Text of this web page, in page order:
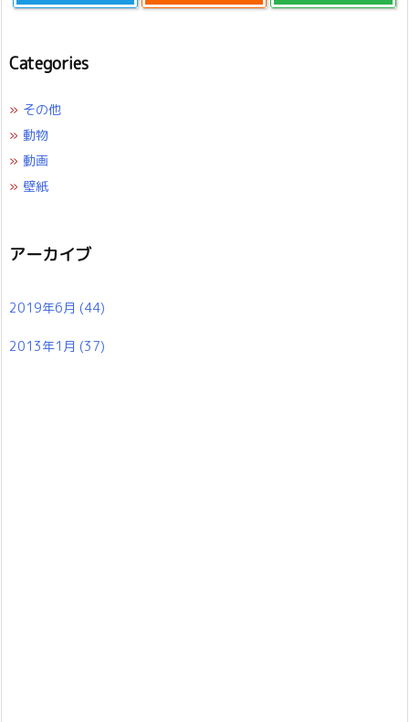
Categories
» その他
» 動物
» 動画
» 壁紙
アーカイブ
2019年6月 (44)
2013年1月 (37)